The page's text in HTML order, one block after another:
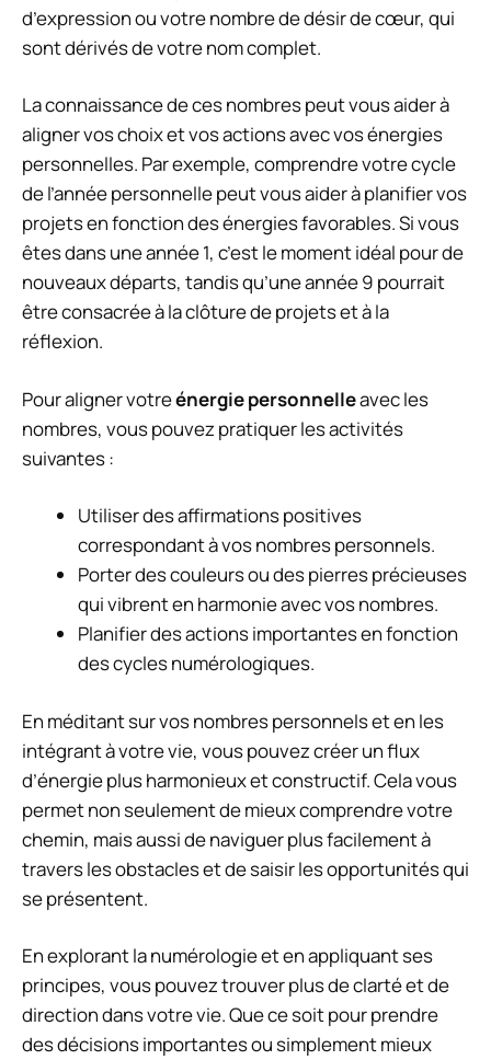
d’expression ou votre nombre de désir de cœur, qui
sont dérivés de votre nom complet.
La connaissance de ces nombres peut vous aider à
aligner vos choix et vos actions avec vos énergies
personnelles. Par exemple, comprendre votre cycle
de l’année personnelle peut vous aider à planifier vos
projets en fonction des énergies favorables. Si vous
êtes dans une année 1, c’est le moment idéal pour de
nouveaux départs, tandis qu’une année 9 pourrait
être consacrée à la clôture de projets et à la
réflexion.
Pour aligner votreénergie personnelleavec les
nombres, vous pouvez pratiquer les activités
suivantes :
Utiliser des affirmations positives
correspondant à vos nombres personnels.
Porter des couleurs ou des pierres précieuses
qui vibrent en harmonie avec vos nombres.
Planifier des actions importantes en fonction
des cycles numérologiques.
En méditant sur vos nombres personnels et en les
intégrant à votre vie, vous pouvez créer un flux
d’énergie plus harmonieux et constructif. Cela vous
permet non seulement de mieux comprendre votre
chemin, mais aussi de naviguer plus facilement à
travers les obstacles et de saisir les opportunités qui
se présentent.
En explorant la numérologie et en appliquant ses
principes, vous pouvez trouver plus de clarté et de
direction dans votre vie. Que ce soit pour prendre
des décisions importantes ou simplement mieux